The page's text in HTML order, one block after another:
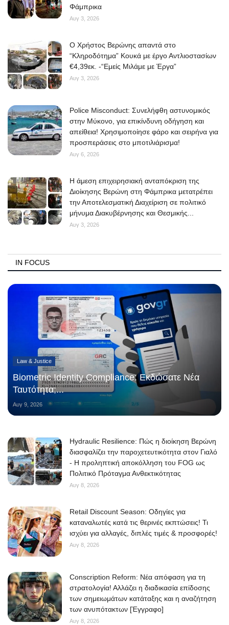
Φάμπρικα
Αυγ 3, 2026
O Χρήστος Βερώνης απαντά στο
“Κληροδότημα” Κουκά με έργο Αντλιοστασίων
€4,39εκ. -“Εμείς Μιλάμε με Έργα”
Αυγ 3, 2026
Police Misconduct: Συνελήφθη αστυνομικός
στην Μύκονο, για επικίνδυνη οδήγηση και
απείθεια! Χρησιμοποίησε φάρο και σειρήνα για
προσπεράσεις στο μποτιλιάρισμα!
Αυγ 6, 2026
Η άμεση επιχειρησιακή ανταπόκριση της
Διοίκησης Βερώνη στη Φάμπρικα μετατρέπει
την Αποτελεσματική Διαχείριση σε πολιτικό
μήνυμα Διακυβέρνησης και Θεσμικής...
Αυγ 3, 2026
IN FOCUS
Law & Justice
Biometric Identity Compliance: Εκδώσατε Νέα
Ταυτότητα;...
Αυγ 9, 2026
Hydraulic Resilience: Πώς η διοίκηση Βερώνη
διασφαλίζει την παροχετευτικότητα στον Γιαλό
- Η προληπτική αποκόλληση του FOG ως
Πολιτικό Πρόταγμα Ανθεκτικότητας
Αυγ 8, 2026
Retail Discount Season: Οδηγίες για
καταναλωτές κατά τις θερινές εκπτώσεις! Τι
ισχύει για αλλαγές, διπλές τιμές & προσφορές!
Αυγ 8, 2026
Conscription Reform: Νέα απόφαση για τη
στρατολογία! Αλλάζει η διαδικασία επίδοσης
των σημειωμάτων κατάταξης και η αναζήτηση
των ανυπότακτων [Έγγραφο]
Αυγ 8, 2026